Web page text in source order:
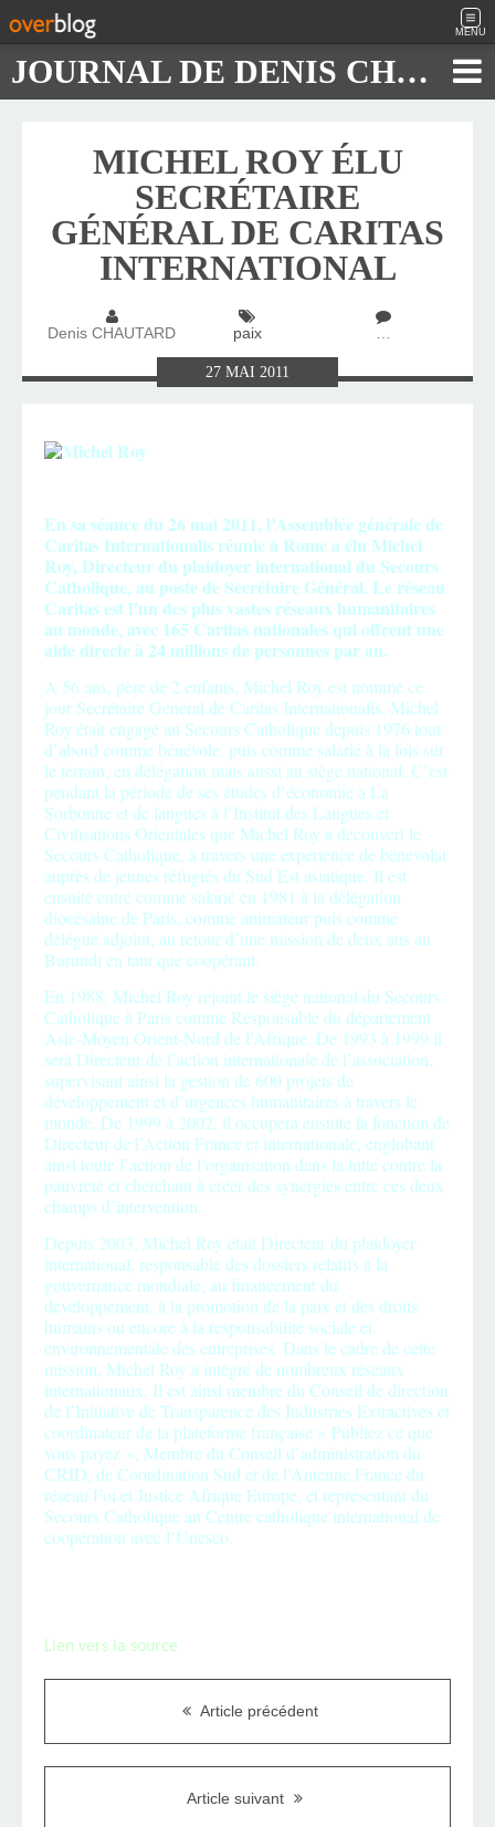
MENU
JOURNAL DE DENIS CHAUTARD
MICHEL ROY ÉLU
SECRÉTAIRE
GÉNÉRAL DE CARITAS
INTERNATIONAL
Denis CHAUTARD paix …
27 MAI 2011
En sa séance du 26 mai 2011, l’Assemblée générale de
Caritas Internationalis réunie à Rome a élu Michel
Roy, Directeur du plaidoyer international du Secours
Catholique, au poste de Secrétaire Général. Le réseau
Caritas est l’un des plus vastes réseaux humanitaires
au monde, avec 165 Caritas nationales qui offrent une
aide directe à 24 millions de personnes par an.
A 56 ans, père de 2 enfants, Michel Roy est nommé ce
jour Secrétaire Général de Caritas Internationalis. Michel
Roy était engagé au Secours Catholique depuis 1976 tout
d’abord comme bénévole, puis comme salarié à la fois sur
le terrain, en délégation mais aussi au siège national. C’est
pendant la période de ses études d’économie à La
Sorbonne et de langues à l’Institut des Langues et
Civilisations Orientales que Michel Roy a découvert le
Secours Catholique, à travers une expérience de bénévolat
auprès de jeunes réfugiés du Sud Est asiatique. Il est
ensuite entré comme salarié en 1981 à la délégation
diocésaine de Paris, comme animateur puis comme
délégué adjoint, au retour d’une mission de deux ans au
Burundi en tant que coopérant.
En 1988, Michel Roy rejoint le siège national du Secours
Catholique à Paris comme Responsable du département
Asie-Moyen Orient-Nord de l’Afrique. De 1993 à 1999 il
sera Directeur de l’action internationale de l’association,
supervisant ainsi la gestion de 600 projets de
développement et d’urgences humanitaires à travers le
monde. De 1999 à 2002, il occupera ensuite la fonction de
Directeur de l’Action France et internationale, englobant
ainsi toute l’action de l’organisation dans la lutte contre la
pauvreté et cherchant à créer des synergies entre ces deux
champs d’intervention.
Depuis 2003, Michel Roy était Directeur du plaidoyer
international, responsable des dossiers relatifs à la
gouvernance mondiale, au financement du
développement, à la promotion de la paix et des droits
humains ou encore à la responsabilité sociale et
environnementale des entreprises. Dans le cadre de cette
mission, Michel Roy a intégré de nombreux réseaux
internationaux. Il est ainsi membre du Conseil de direction
de l’Initiative de Transparence des Industries Extractives et
coordinateur de la plateforme française « Publiez ce que
vous payez », Membre du Conseil d’administration du
CRID, de Coordination Sud et de l’Antenne France du
réseau Foi et Justice Afrique Europe, et représentant du
Secours Catholique au Centre catholique international de
coopération avec l’Unesco.
Lien vers la source
Article précédent
Article suivant